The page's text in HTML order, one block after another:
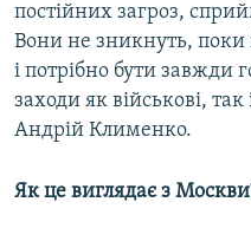
постійних загроз,
Вони не зникнуть,
і потрібно бути завжди
заходи як військові,
Андрій Клименко.
Як це виглядає з